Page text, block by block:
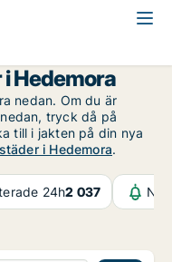
Hedemora
nedan. Om du är
tryck då på
till i jakten på din nya
i Hedemora.
24h2 037